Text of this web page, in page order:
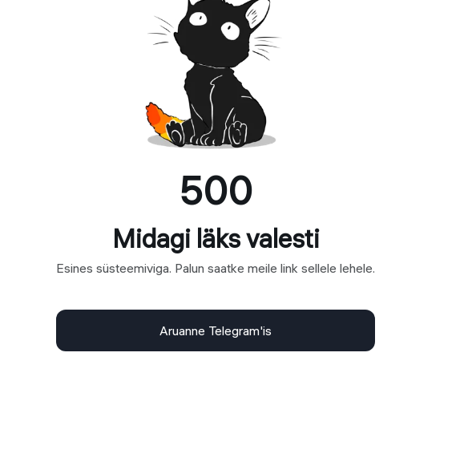
500
Midagi läks valesti
Esines süsteemiviga. Palun saatke meile link sellele lehele.
Aruanne Telegram'is